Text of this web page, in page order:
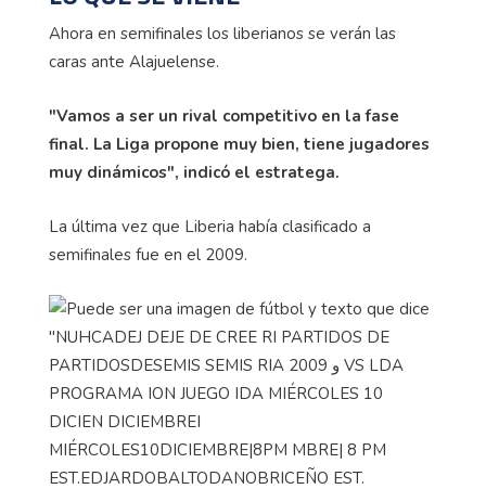
Ahora en semifinales los liberianos se verán las
caras ante Alajuelense.
"Vamos a ser un rival competitivo en la fase
final. La Liga propone muy bien, tiene jugadores
muy dinámicos", indicó el estratega.
La última vez que Liberia había clasificado a
semifinales fue en el 2009.